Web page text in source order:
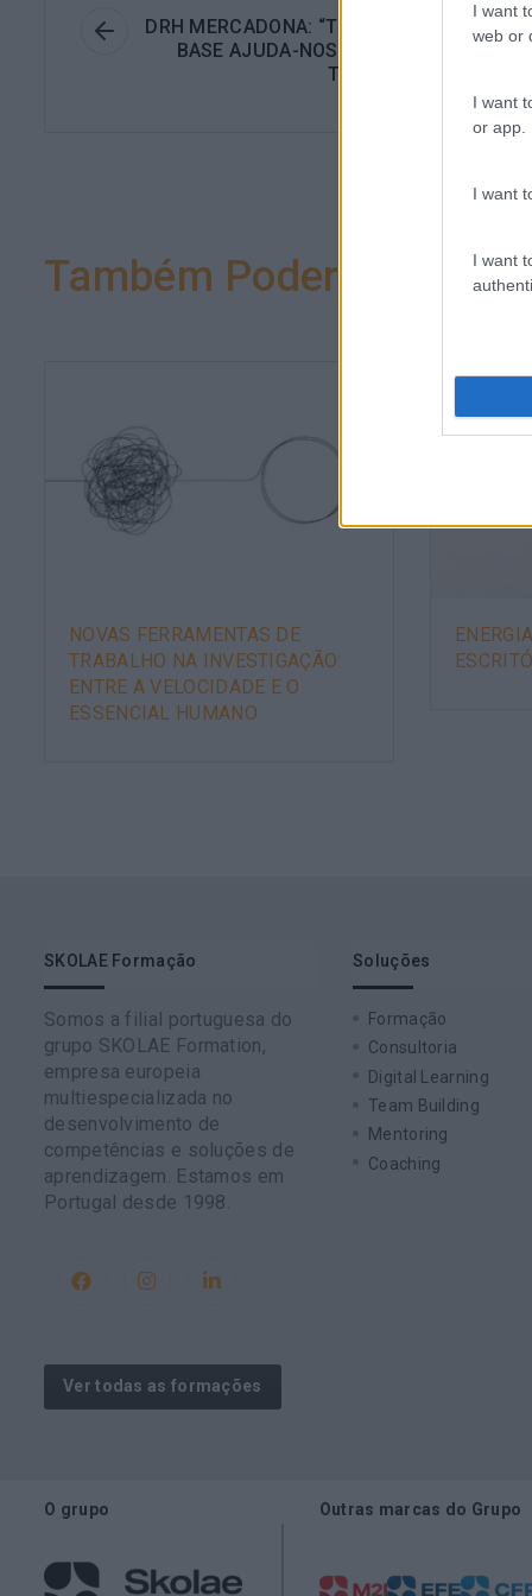
I want
web or
I want
or app.
I want
I want
DRH MERCADONA: “TER UM MODELO
BASE AJUDA-NOS A SER COERENTES NA
TOMADA DE DECISÕES”
Também Poderá Gostar
NOVAS FERRAMENTAS DE
TRABALHO NA INVESTIGAÇÃO:
ENTRE A VELOCIDADE E O
ESSENCIAL HUMANO
SKOLAE Formação
Somos a filial portuguesa do
grupo SKOLAE Formation,
empresa europeia
multiespecializada no
desenvolvimento de
competências e soluções de
aprendizagem. Estamos em
Portugal desde 1998.
Ver todas as formações
Soluções
Formação
Consultoria
Digital Learning
Team Building
Mentoring
Coaching
O grupo Outras marcas do Grupo